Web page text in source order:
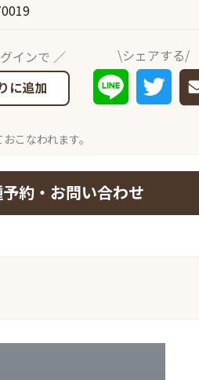
インで ／
に追加
\シェアする/
こなわれます。
約・お問い合わせ